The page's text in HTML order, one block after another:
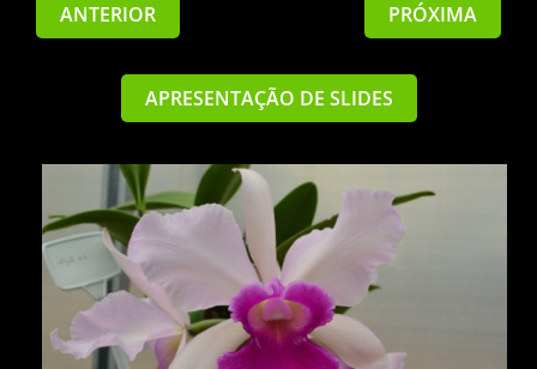
ANTERIOR PRÓXIMA
APRESENTAÇÃO DE SLIDES